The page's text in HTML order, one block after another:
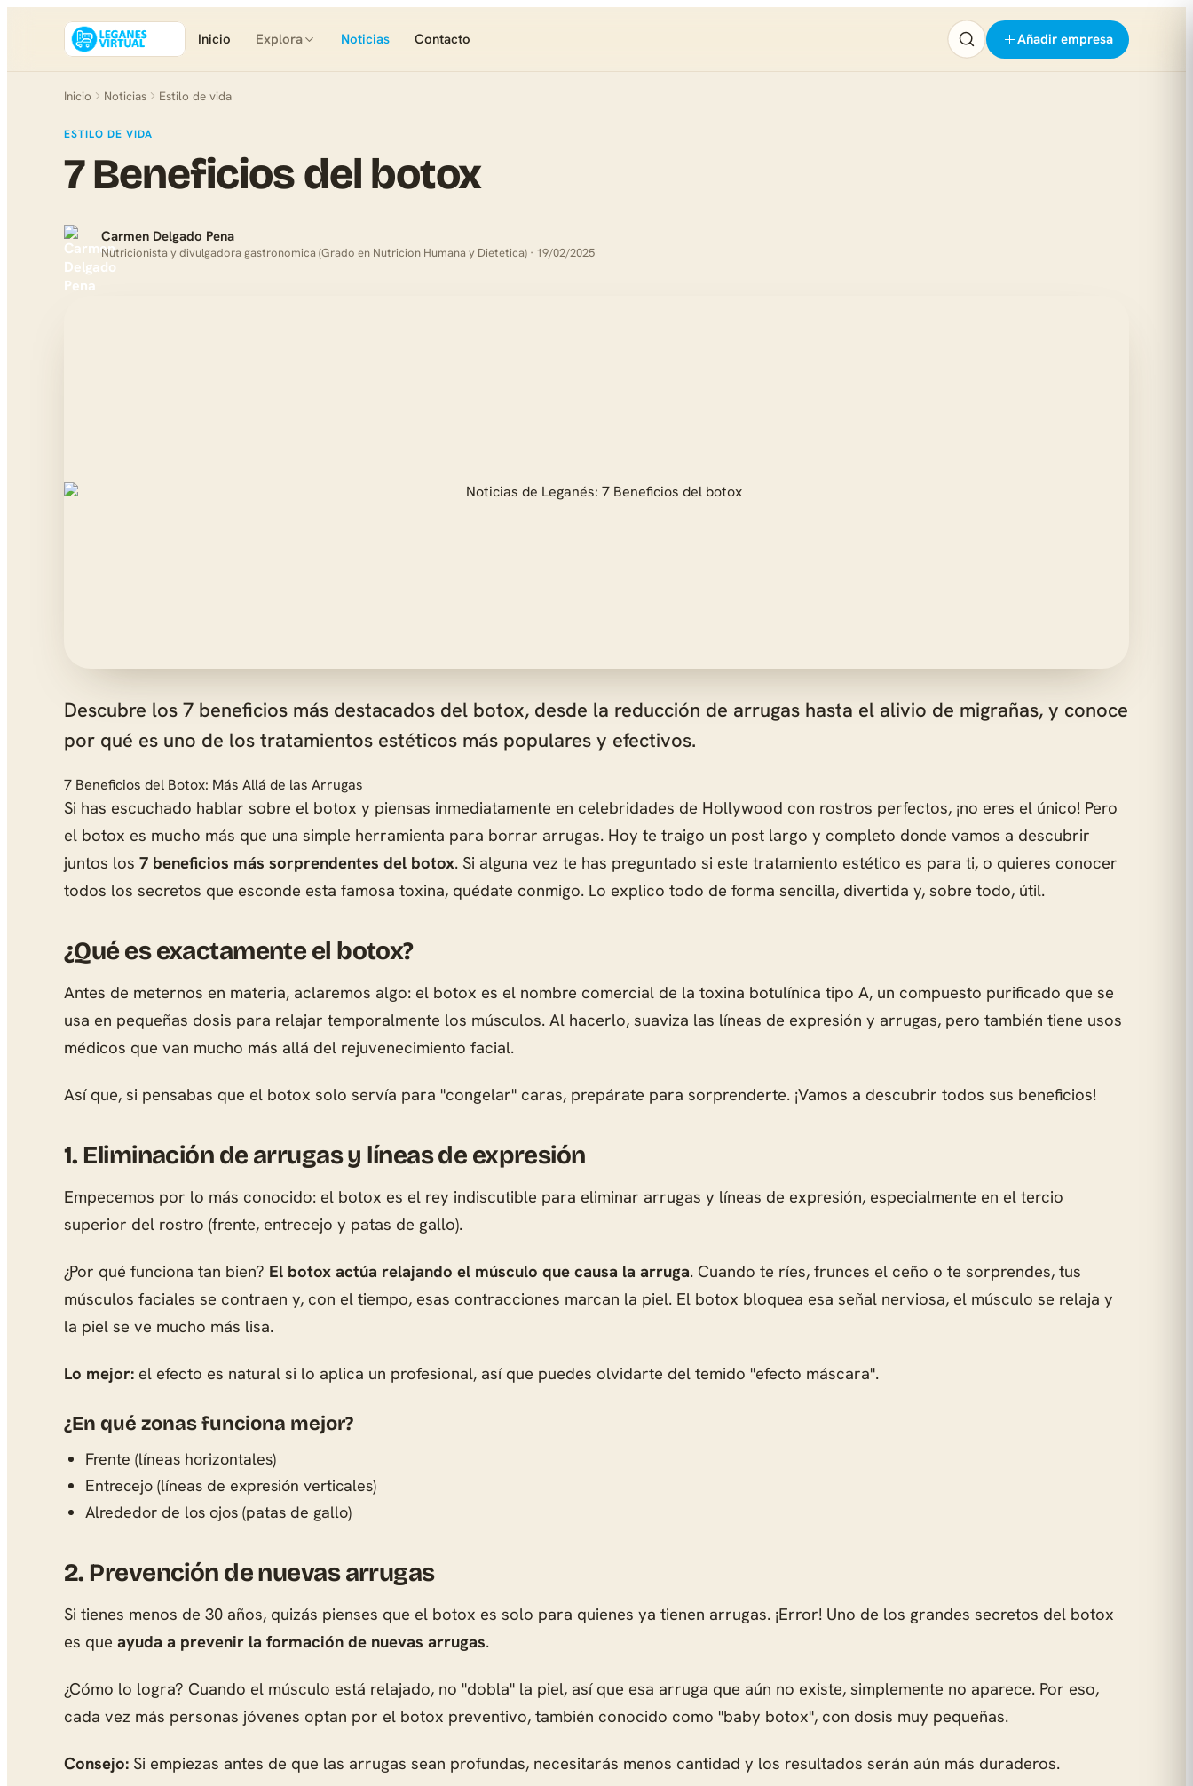
Inicio Explora Noticias Contacto Añadir empresa
Inicio Noticias Estilo de vida
ESTILO DE VIDA
7 Beneficios del botox
Carmen Delgado Pena
Nutricionista y divulgadora gastronomica (Grado en Nutricion Humana y Dietetica) · 19/02/2025
Descubre los 7 beneficios más destacados del botox, desde la reducción de arrugas hasta el alivio de migrañas, y conoce
por qué es uno de los tratamientos estéticos más populares y efectivos.
7 Beneficios del Botox: Más Allá de las Arrugas
Si has escuchado hablar sobre el botox y piensas inmediatamente en celebridades de Hollywood con rostros perfectos, ¡no eres el único! Pero
el botox es mucho más que una simple herramienta para borrar arrugas. Hoy te traigo un post largo y completo donde vamos a descubrir
juntos los 7 beneficios más sorprendentes del botox. Si alguna vez te has preguntado si este tratamiento estético es para ti, o quieres conocer
todos los secretos que esconde esta famosa toxina, quédate conmigo. Lo explico todo de forma sencilla, divertida y, sobre todo, útil.
¿Qué es exactamente el botox?
Antes de meternos en materia, aclaremos algo: el botox es el nombre comercial de la toxina botulínica tipo A, un compuesto purificado que se
usa en pequeñas dosis para relajar temporalmente los músculos. Al hacerlo, suaviza las líneas de expresión y arrugas, pero también tiene usos
médicos que van mucho más allá del rejuvenecimiento facial.
Así que, si pensabas que el botox solo servía para "congelar" caras, prepárate para sorprenderte. ¡Vamos a descubrir todos sus beneficios!
1. Eliminación de arrugas y líneas de expresión
Empecemos por lo más conocido: el botox es el rey indiscutible para eliminar arrugas y líneas de expresión, especialmente en el tercio
superior del rostro (frente, entrecejo y patas de gallo).
¿Por qué funciona tan bien? El botox actúa relajando el músculo que causa la arruga. Cuando te ríes, frunces el ceño o te sorprendes, tus
músculos faciales se contraen y, con el tiempo, esas contracciones marcan la piel. El botox bloquea esa señal nerviosa, el músculo se relaja y
la piel se ve mucho más lisa.
Lo mejor: el efecto es natural si lo aplica un profesional, así que puedes olvidarte del temido "efecto máscara".
¿En qué zonas funciona mejor?
Frente (líneas horizontales)
Entrecejo (líneas de expresión verticales)
Alrededor de los ojos (patas de gallo)
2. Prevención de nuevas arrugas
Si tienes menos de 30 años, quizás pienses que el botox es solo para quienes ya tienen arrugas. ¡Error! Uno de los grandes secretos del botox
es que ayuda a prevenir la formación de nuevas arrugas.
¿Cómo lo logra? Cuando el músculo está relajado, no "dobla" la piel, así que esa arruga que aún no existe, simplemente no aparece. Por eso,
cada vez más personas jóvenes optan por el botox preventivo, también conocido como "baby botox", con dosis muy pequeñas.
Consejo: Si empiezas antes de que las arrugas sean profundas, necesitarás menos cantidad y los resultados serán aún más duraderos.